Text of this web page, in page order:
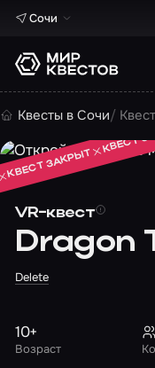
Сочи
Квесты в Сочи
VR-квест
Dragon
Delete
КВЕСТ ЗАКРЫТ
КВЕСТ
Возраст
10+